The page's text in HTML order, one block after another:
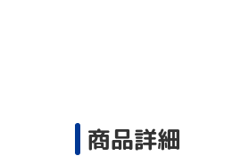
商品詳細